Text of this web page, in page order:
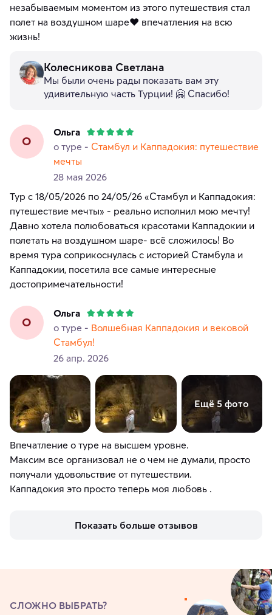
незабываемым моментом из этого путешествия стал
полет на воздушном шаре♥️ впечатления на всю
жизнь!
Колесникова Светлана
Мы были очень рады показать вам эту
удивительную часть Турции! 🤗 Спасибо!
О
Ольга
о туре - Стамбул и Каппадокия: путешествие
мечты
28 мая 2026
Тур с 18/05/2026 по 24/05/26 «Стамбул и Каппадокия:
путешествие мечты» - реально исполнил мою мечту!
Давно хотела полюбоваться красотами Каппадокии и
полетать на воздушном шаре- всё сложилось! Во
время тура соприкоснулась с историей Стамбула и
Каппадокии, посетила все самые интересные
достопримечательности!
О
Ольга
о туре - Волшебная Каппадокия и вековой
Стамбул!
26 апр. 2026
Ещё 5 фото
Впечатление о туре на высшем уровне.
Максим все организовал не о чем не думали, просто
получали удовольствие от путешествии.
Каппадокия это просто теперь моя любовь .
Показать больше отзывов
СЛОЖНО ВЫБРАТЬ?